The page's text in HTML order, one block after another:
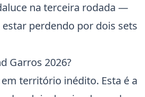
na terceira rodada —
perdendo por dois sets
Garros 2026?
território inédito. Esta é a